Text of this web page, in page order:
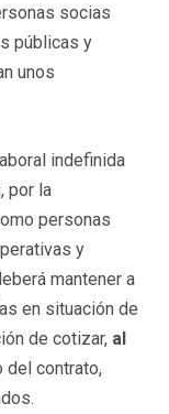
socias
públicas y
unos
indefinida
por la
personas
y
mantener a
en situación de
de cotizar, al
del contrato,